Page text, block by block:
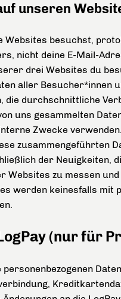
unseren
Websites besuchst,
nicht deine E-Mail-
drei Websites du
aller Besucher*innen
die durchschnittliche
uns gesammelten
Zwecke
zusammengeführten
der Neuigkeiten,
Websites zu messen
werden keinesfalls mit
(nur für
personenbezogenen